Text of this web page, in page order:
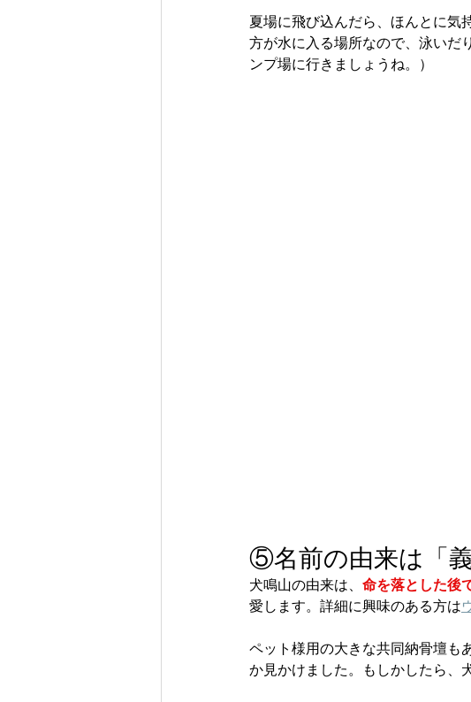
夏場に飛び込んだら、ほんとに気
方が水に入る場所なので、泳いだ
ンプ場に行きましょうね。）
⑤名前の由来は「義
犬鳴山の由来は、 命を落とした後
愛します。詳細に興味のある方は
ペット様用の大きな共同納骨壇も
か見かけました。もしかしたら、